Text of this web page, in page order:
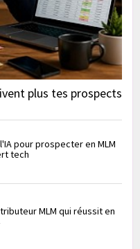
plus tes prospects
pour prospecter en MLM
tech
MLM qui réussit en